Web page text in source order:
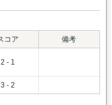
コア 備考
2 - 1
3 - 2